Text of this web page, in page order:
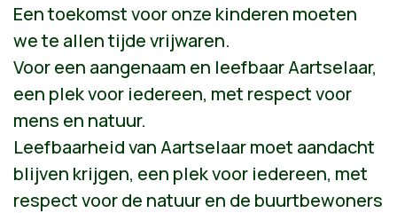
Een toekomst voor onze kinderen moeten
we te allen tijde vrijwaren.
Voor een aangenaam en leefbaar Aartselaar,
een plek voor iedereen, met respect voor
mens en natuur.
Leefbaarheid van Aartselaar moet aandacht
blijven krijgen, een plek voor iedereen, met
respect voor de natuur en de buurtbewoners